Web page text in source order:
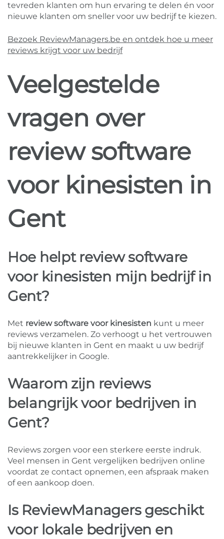
tevreden klanten om hun ervaring te delen én voor
nieuwe klanten om sneller voor uw bedrijf te kiezen.
Bezoek ReviewManagers.be en ontdek hoe u meer
reviews krijgt voor uw bedrijf
Veelgestelde
vragen over
review software
voor kinesisten in
Gent
Hoe helpt review software
voor kinesisten mijn bedrijf in
Gent?
Met review software voor kinesisten kunt u meer
reviews verzamelen. Zo verhoogt u het vertrouwen
bij nieuwe klanten in Gent en maakt u uw bedrijf
aantrekkelijker in Google.
Waarom zijn reviews
belangrijk voor bedrijven in
Gent?
Reviews zorgen voor een sterkere eerste indruk.
Veel mensen in Gent vergelijken bedrijven online
voordat ze contact opnemen, een afspraak maken
of een aankoop doen.
Is ReviewManagers geschikt
voor lokale bedrijven en